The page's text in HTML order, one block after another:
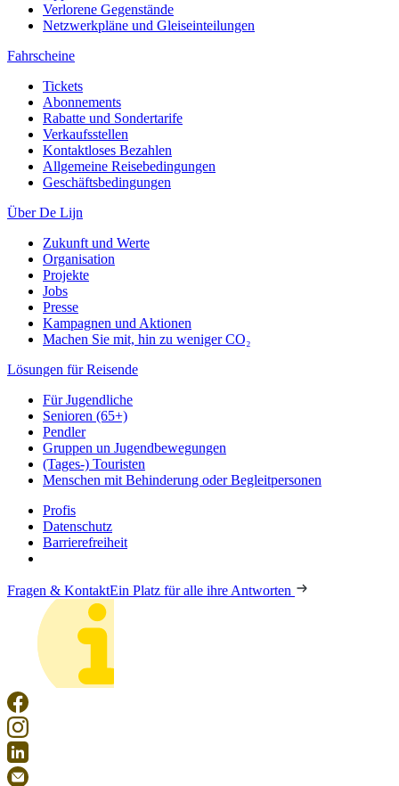
Verlorene Gegenstände
Netzwerkpläne und Gleiseinteilungen
Fahrscheine
Tickets
Abonnements
Rabatte und Sondertarife
Verkaufsstellen
Kontaktloses Bezahlen
Allgemeine Reisebedingungen
Geschäftsbedingungen
Über De Lijn
Zukunft und Werte
Organisation
Projekte
Jobs
Presse
Kampagnen und Aktionen
Machen Sie mit, hin zu weniger CO₂
Lösungen für Reisende
Für Jugendliche
Senioren (65+)
Pendler
Gruppen un Jugendbewegungen
(Tages-) Touristen
Menschen mit Behinderung oder Begleitpersonen
Profis
Datenschutz
Barrierefreiheit
Fragen & KontaktEin Platz für alle ihre Antworten